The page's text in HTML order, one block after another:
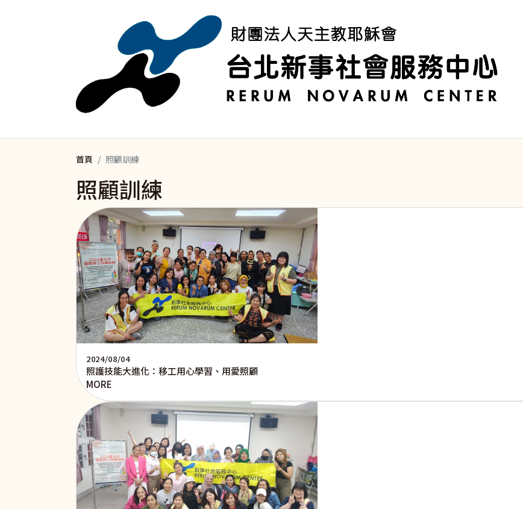
首頁 照顧訓練
照顧訓練
2024/08/04
照護技能大進化：移工用心學習、用愛照顧
MORE